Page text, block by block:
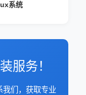
系统
服务！
我们，获取专业